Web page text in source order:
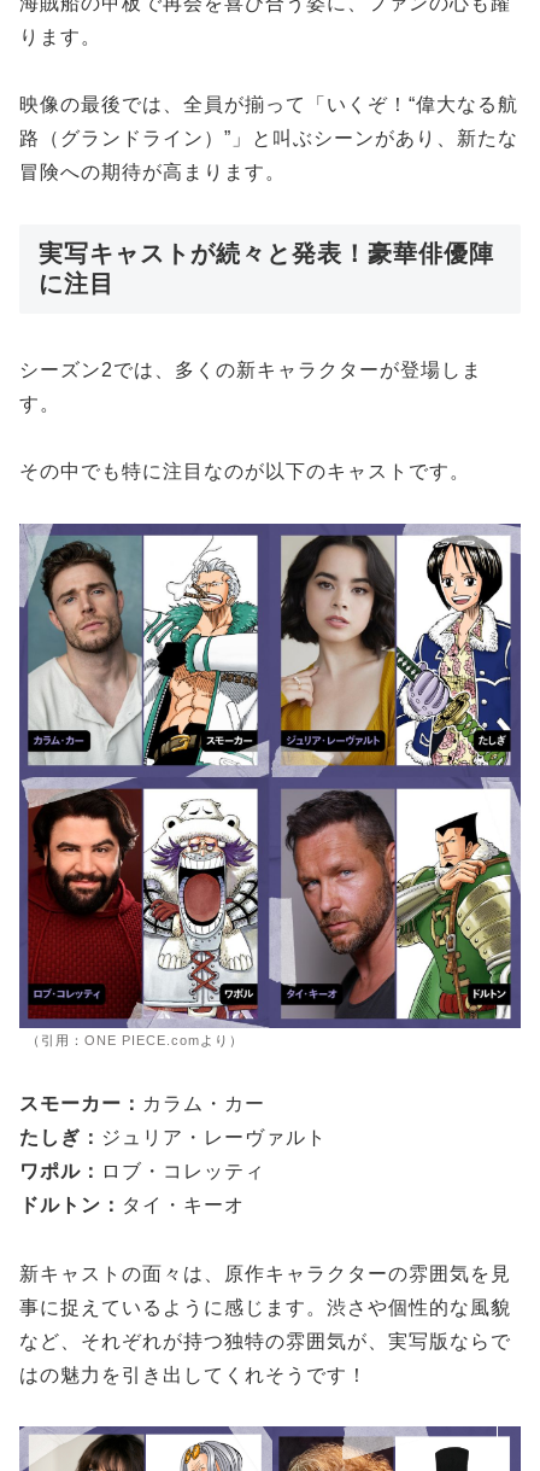
ります。
映像の最後では、全員が揃って「いくぞ！“偉大なる航
路（グランドライン）”」と叫ぶシーンがあり、新たな
冒険への期待が高まります。
実写キャストが続々と発表！豪華俳優陣
に注目
シーズン2では、多くの新キャラクターが登場しま
す。
その中でも特に注目なのが以下のキャストです。
（引用： ONE PIECE.com より）
スモーカー： カラム・カー
たしぎ： ジュリア・レーヴァルト
ワポル： ロブ・コレッティ
ドルトン： タイ・キーオ
新キャストの面々は、原作キャラクターの雰囲気を見
事に捉えているように感じます。渋さや個性的な風貌
など、それぞれが持つ独特の雰囲気が、実写版ならで
はの魅力を引き出してくれそうです！